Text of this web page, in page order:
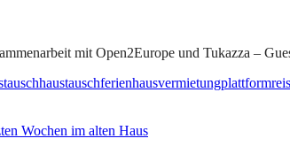
mit Open2Europe und Tukazza –
haustauschferienhausvermietungplattform
Wochen im alten Haus